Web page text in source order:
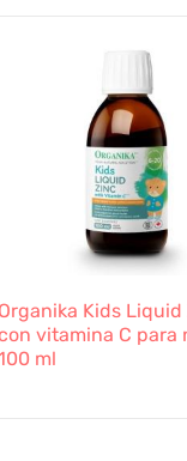
Organika Kids Liquid
vitamina C para
ml